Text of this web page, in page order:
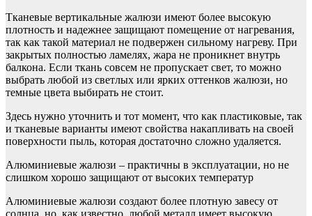
Тканевые вертикальные жалюзи имеют более высокую
плотность и надежнее защищают помещение от нагревания,
так как такой материал не подвержен сильному нагреву. При
закрытых полностью ламелях, жара не проникнет внутрь
балкона. Если ткань совсем не пропускает свет, то можно
выбрать любой из светлых или ярких оттенков жалюзи, но
темные цвета выбирать не стоит.
Здесь нужно уточнить и тот момент, что как пластиковые, так
и тканевые варианты имеют свойства накапливать на своей
поверхности пыль, которая достаточно сложно удаляется.
Алюминиевые жалюзи – практичны в эксплуатации, но не
слишком хорошо защищают от высоких температур
Алюминиевые жалюзи создают более плотную завесу от
солнца, но, как известно, любой металл имеет высокую